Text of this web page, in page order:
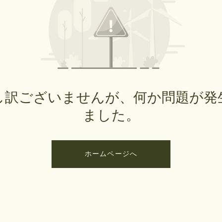
訳ございませんが、何か問題が発
ました。
ホームページへ